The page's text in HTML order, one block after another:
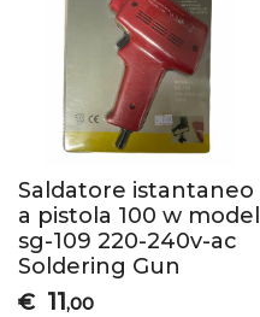
Saldatore istantaneo
a pistola 100 w model
sg-109 220-240v-ac
Soldering Gun
€ 11,00